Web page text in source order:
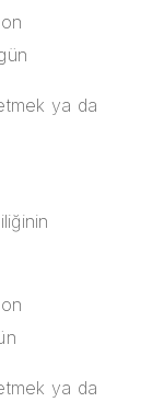
ya da
ya da